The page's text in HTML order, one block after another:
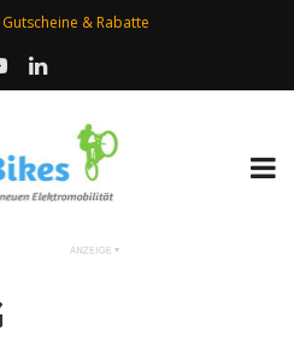
& Rabatte